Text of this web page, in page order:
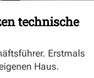
technische
Erstmals
Haus.